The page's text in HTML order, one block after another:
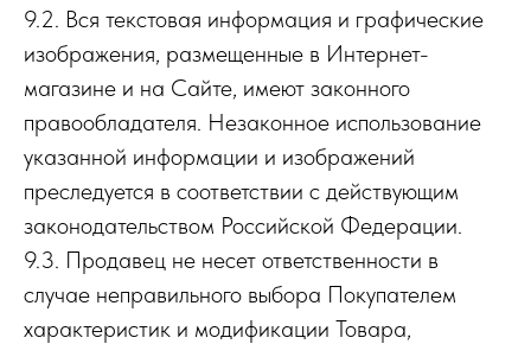
9.2. Вся текстовая информация и графические
изображения, размещенные в Интернет-
магазине и на Сайте, имеют законного
правообладателя. Незаконное использование
указанной информации и изображений
преследуется в соответствии с действующим
законодательством Российской Федерации.
9.3. Продавец не несет ответственности в
случае неправильного выбора Покупателем
характеристик и модификации Товара,